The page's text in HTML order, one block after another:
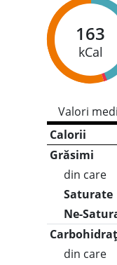
163
kCal
Valori
Calorii
Grăsimi
din care
Saturate
Ne-
din care